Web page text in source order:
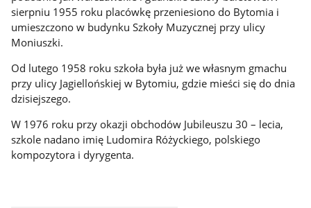
sierpniu 1955 roku placówkę przeniesiono do Bytomia i
umieszczono w budynku Szkoły Muzycznej przy ulicy
Moniuszki.
Od lutego 1958 roku szkoła była już we własnym gmachu
przy ulicy Jagiellońskiej w Bytomiu, gdzie mieści się do dnia
dzisiejszego.
W 1976 roku przy okazji obchodów Jubileuszu 30 – lecia,
szkole nadano imię Ludomira Różyckiego, polskiego
kompozytora i dyrygenta.